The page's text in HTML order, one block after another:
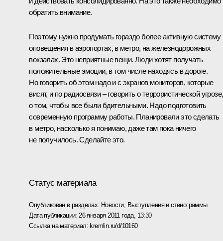
обратить внимание.
Поэтому нужно продумать гораздо более активную систему
оповещения в аэропортах, в метро, на железнодорожных
вокзалах. Это неприятные вещи. Люди хотят получать
положительные эмоции, в том числе находясь в дороге.
Но говорить об этом надо и с экранов мониторов, которые
висят, и по радиосвязи – говорить о террористической угрозе,
о том, чтобы все были бдительными. Надо подготовить
современную программу работы. Планировали это сделать
в метро, насколько я понимаю, даже там пока ничего
не получилось. Сделайте это.
Статус материала
Опубликован в разделах: Новости, Выступления и стенограммы
Дата публикации: 26 января 2011 года, 13:30
Ссылка на материал: kremlin.ru/d/10160